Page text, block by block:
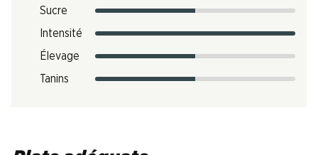
Sucre
Intensité
Élevage
Tanins